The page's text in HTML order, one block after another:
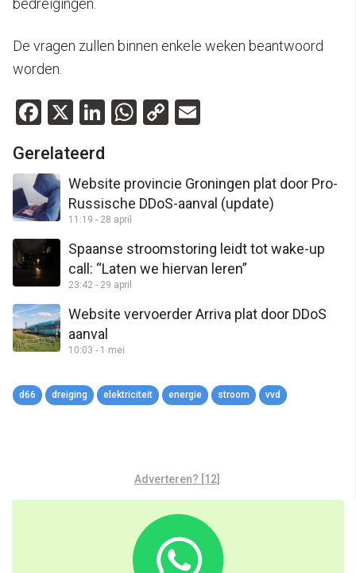
bedreigingen.
De vragen zullen binnen enkele weken beantwoord
worden.
Facebook
X LinkedIn
WhatsApp
Copy
Gerelateerd
Website provincie Groningen plat door Pro-
Russische DDoS-aanval (update)
11:19 - 28 april
Spaanse stroomstoring leidt tot wake-up
call: “Laten we hiervan leren”
23:42 - 29 april
Website vervoerder Arriva plat door DDoS
aanval
10:03 - 1 mei
d66 dreiging elektriciteit energie stroom vvd
Adverteren? [12]